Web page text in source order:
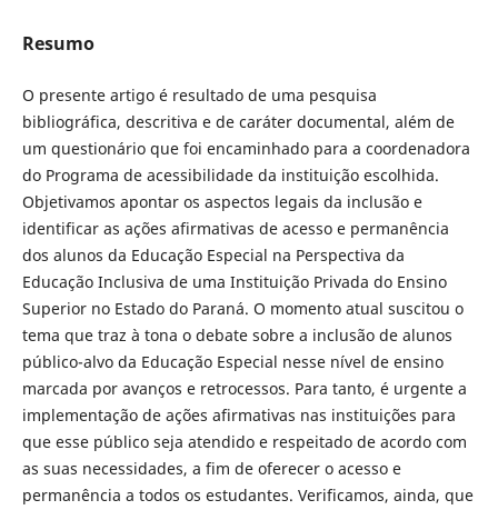
Resumo
O presente artigo é resultado de uma pesquisa
bibliográfica, descritiva e de caráter documental, além de
um questionário que foi encaminhado para a coordenadora
do Programa de acessibilidade da instituição escolhida.
Objetivamos apontar os aspectos legais da inclusão e
identificar as ações afirmativas de acesso e permanência
dos alunos da Educação Especial na Perspectiva da
Educação Inclusiva de uma Instituição Privada do Ensino
Superior no Estado do Paraná. O momento atual suscitou o
tema que traz à tona o debate sobre a inclusão de alunos
público-alvo da Educação Especial nesse nível de ensino
marcada por avanços e retrocessos. Para tanto, é urgente a
implementação de ações afirmativas nas instituições para
que esse público seja atendido e respeitado de acordo com
as suas necessidades, a fim de oferecer o acesso e
permanência a todos os estudantes. Verificamos, ainda, que